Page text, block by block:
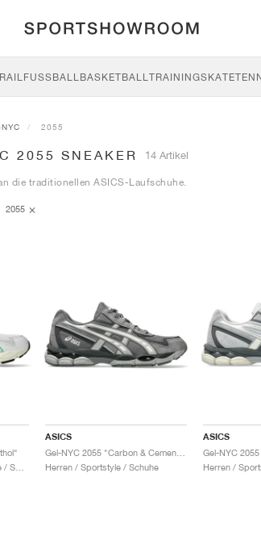
FUSSBALL BASKETBALLTRAININGSKATE
2055
2055 SNEAKER 14 Artikel
die traditionellen ASICS-Laufschuhe.
2055
ASICS
Gel-NYC 2055 "Carbon & Cement Grey"
Herren / Sportstyle / Schuhe
ASICS
Herren /